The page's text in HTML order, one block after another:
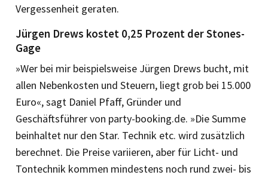
Vergessenheit geraten.
Jürgen Drews kostet 0,25 Prozent der Stones-
Gage
»Wer bei mir beispielsweise Jürgen Drews bucht, mit
allen Nebenkosten und Steuern, liegt grob bei 15.000
Euro«, sagt Daniel Pfaff, Gründer und
Geschäftsführer von party-booking.de. »Die Summe
beinhaltet nur den Star. Technik etc. wird zusätzlich
berechnet. Die Preise variieren, aber für Licht- und
Tontechnik kommen mindestens noch rund zwei- bis